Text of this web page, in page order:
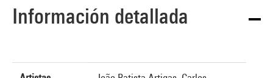
Información detallada